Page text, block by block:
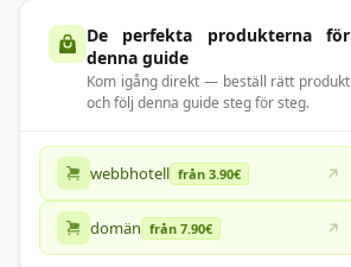
De perfekta produkterna för
denna guide
Kom igång direkt — beställ rätt produkt
och följ denna guide steg för steg.
webbhotell från 3.90€
domän från 7.90€